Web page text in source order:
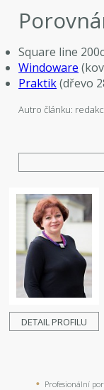
Square line
Windoware
Praktik(dřevo
Autro článku:
DETAIL PROFILU
Profesionální